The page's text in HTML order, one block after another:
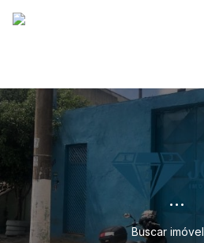
...
Buscar imóvel